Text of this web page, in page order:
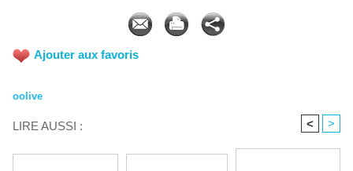
Ajouter aux favoris
oolive
LIRE AUSSI : < >